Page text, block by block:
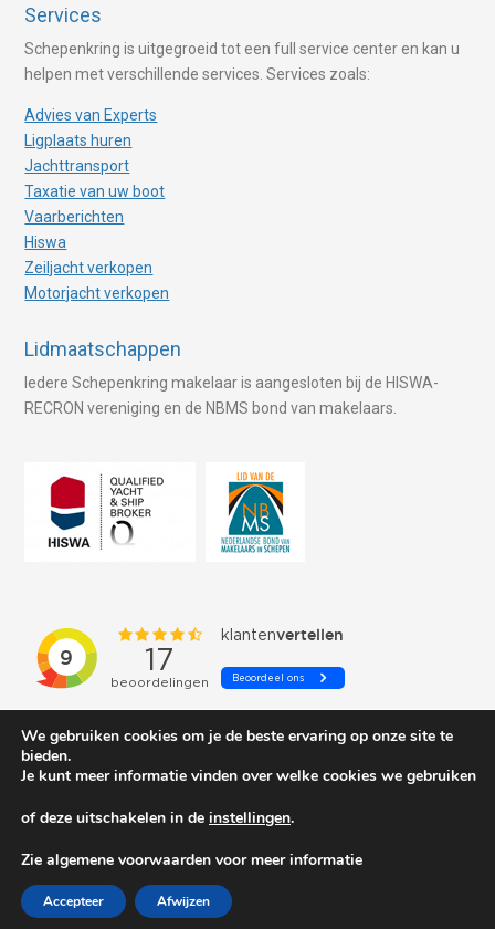
Services
Schepenkring is uitgegroeid tot een full service center en kan u
helpen met verschillende services. Services zoals:
Advies van Experts
Ligplaats huren
Jachttransport
Taxatie van uw boot
Vaarberichten
Hiswa
Zeiljacht verkopen
Motorjacht verkopen
Lidmaatschappen
Iedere Schepenkring makelaar is aangesloten bij de HISWA-
RECRON vereniging en de NBMS bond van makelaars.
Privacy and cookies
We gebruiken cookies om je de beste ervaring op onze site te
bieden.
Je kunt meer informatie vinden over welke cookies we gebruiken
of deze uitschakelen in de instellingen.
Zie algemene voorwaarden voor meer informatie
Accepteer Afwijzen